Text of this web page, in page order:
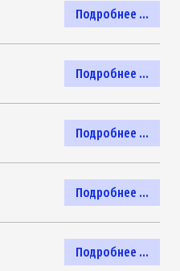
Подробнее ...
Подробнее ...
Подробнее ...
Подробнее ...
Подробнее ...